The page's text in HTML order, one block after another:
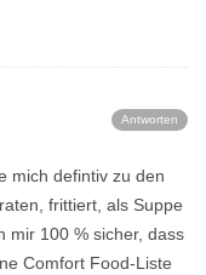
Antworten
mich defintiv zu den
frittiert, als Suppe
mir 100 % sicher, dass
Comfort Food-Liste